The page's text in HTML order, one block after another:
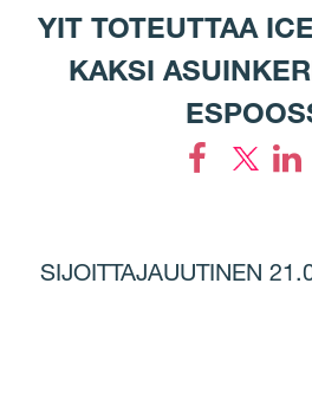
YIT TOTEUTTAA
KAKSI
SIJOITTAJAUUTINEN